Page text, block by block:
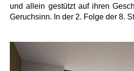
und allein gestützt auf ihren
Geruchsinn. In der 2. Folge der 8.